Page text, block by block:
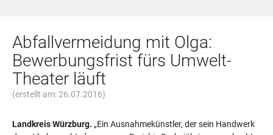
Abfallvermeidung mit Olga:
Bewerbungsfrist fürs Umwelt-
Theater läuft
(erstellt am: 26.07.2016)
Landkreis Würzburg. „Ein Ausnahmekünstler, der sein Handwerk